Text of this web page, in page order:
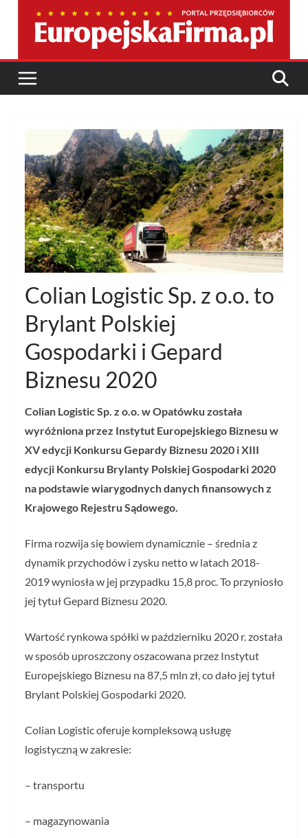
Colian Logistic Sp. z o.o. to
Brylant Polskiej
Gospodarki i Gepard
Biznesu 2020
Colian Logistic Sp. z o.o. w Opatówku została
wyróżniona przez Instytut Europejskiego Biznesu w
XV edycji Konkursu Gepardy Biznesu 2020 i XIII
edycji Konkursu Brylanty Polskiej Gospodarki 2020
na podstawie wiarygodnych danych finansowych z
Krajowego Rejestru Sądowego.
Firma rozwija się bowiem dynamicznie – średnia z
dynamik przychodów i zysku netto w latach 2018-
2019 wyniosła w jej przypadku 15,8 proc. To przyniosło
jej tytuł Gepard Biznesu 2020.
Wartość rynkowa spółki w październiku 2020 r. została
w sposób uproszczony oszacowana przez Instytut
Europejskiego Biznesu na 87,5 mln zł, co dało jej tytuł
Brylant Polskiej Gospodarki 2020.
Colian Logistic oferuje kompleksową usługę
logistyczną w zakresie:
– transportu
– magazynowania